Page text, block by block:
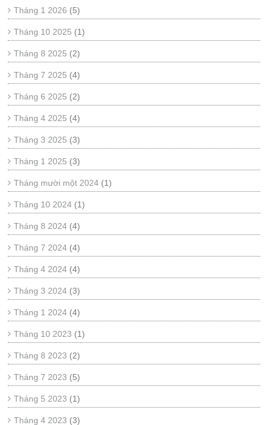
Tháng 1 2026 (5)
Tháng 10 2025 (1)
Tháng 8 2025 (2)
Tháng 7 2025 (4)
Tháng 6 2025 (2)
Tháng 4 2025 (4)
Tháng 3 2025 (3)
Tháng 1 2025 (3)
Tháng mười một 2024 (1)
Tháng 10 2024 (1)
Tháng 8 2024 (4)
Tháng 7 2024 (4)
Tháng 4 2024 (4)
Tháng 3 2024 (3)
Tháng 1 2024 (4)
Tháng 10 2023 (1)
Tháng 8 2023 (2)
Tháng 7 2023 (5)
Tháng 5 2023 (1)
Tháng 4 2023 (3)